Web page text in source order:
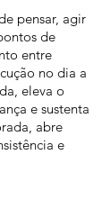
pensar, agir
de
entre
no dia a
eleva o
e sustenta
abre
e